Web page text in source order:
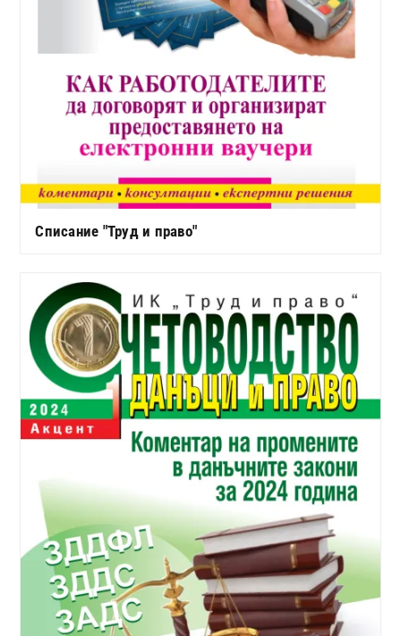
Списание "Труд и право"